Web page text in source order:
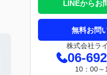
LINEからお
無料お問
株式会社ラ
06-
10：00～